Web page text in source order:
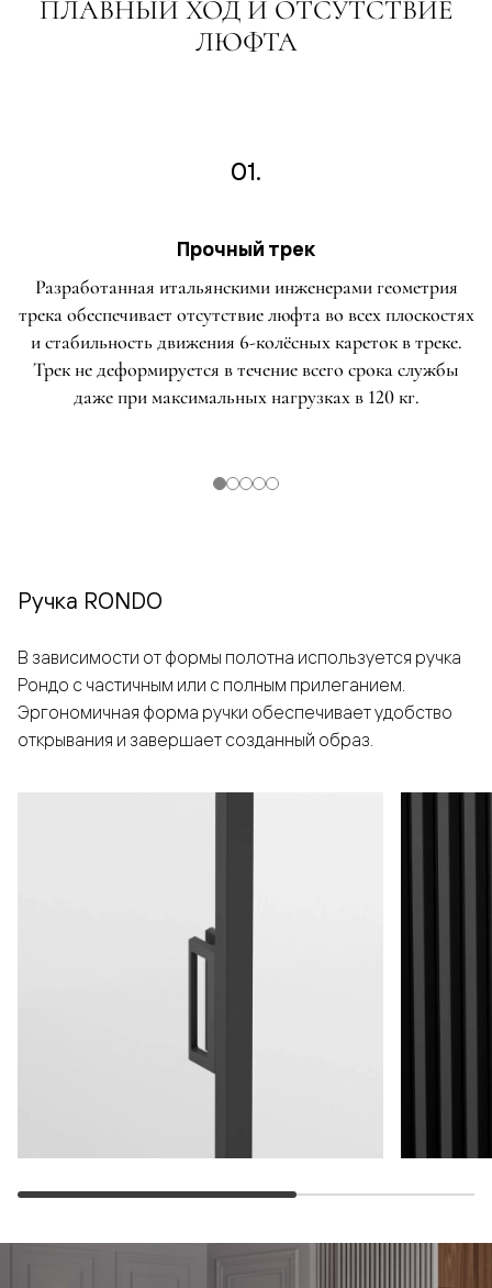
ПЛАВНЫЙ ХОД И ОТСУТСТВИЕ
ЛЮФТА
01.
Прочный трек
Разработанная итальянскими инженерами геометрия
трека обеспечивает отсутствие люфта во всех плоскостях
и стабильность движения 6-колёсных кареток в треке.
Трек не деформируется в течение всего срока службы
даже при максимальных нагрузках в 120 кг.
Ручка RONDO
В зависимости от формы полотна используется ручка
Рондо с частичным или с полным прилеганием.
Эргономичная форма ручки обеспечивает удобство
открывания и завершает созданный образ.